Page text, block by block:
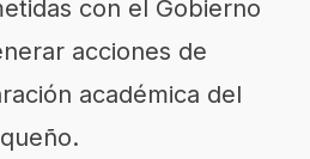
con el Gobierno
acciones de
académica del